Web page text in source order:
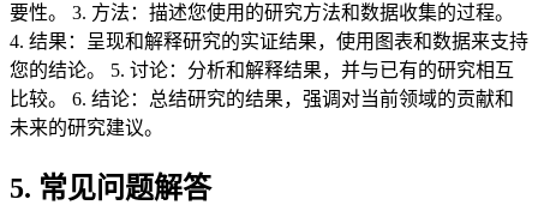
要性。 3. 方法：描述您使用的研究方法和数据收集的过程。
4. 结果：呈现和解释研究的实证结果，使用图表和数据来支持
您的结论。 5. 讨论：分析和解释结果，并与已有的研究相互
比较。 6. 结论：总结研究的结果，强调对当前领域的贡献和
未来的研究建议。
5. 常见问题解答